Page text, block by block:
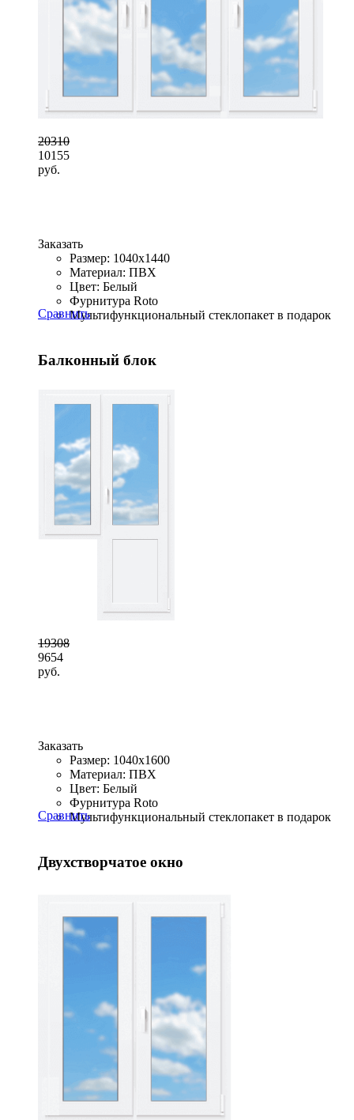
20310
10155
руб.
Заказать
Размер: 1040x1440
Материал: ПВХ
Цвет: Белый
Фурнитура Roto
Мультифункциональный стеклопакет в подарок
Сравнить
Балконный блок
19308
9654
руб.
Заказать
Размер: 1040x1600
Материал: ПВХ
Цвет: Белый
Фурнитура Roto
Мультифункциональный стеклопакет в подарок
Сравнить
Двухстворчатое окно